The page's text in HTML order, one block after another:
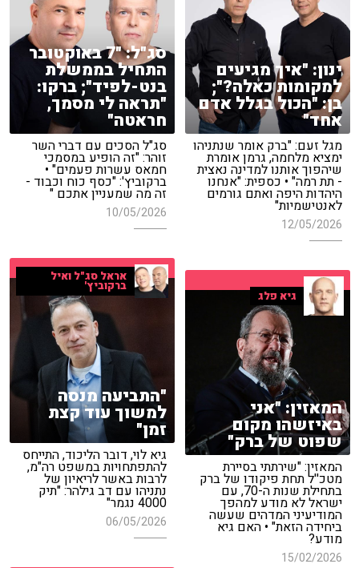
ינון: "איך מגיעים
למקומות כאלה?";
בן: "הכול בגלל אדם
אחד"
מגל זעם: "ברק אומר שנתניהו
ימציא מלחמה, גרמן אומרת
שיהפוך אותנו למדינה נאצית
- תת רמה" • כספית: "אנחנו
היהדות היפה ואתם גורמים
לאנטישמיות"
12/05/2026
סג"ל: "7 באוקטובר
התחיל בממשלת
בנט-לפיד"; ברקו:
"תראה לי מסמך,
חראטה"
סג"ל הסכים עם דברי השר
זוהר: "זה הופיע במסמכי
חמאס עשרות פעמים" •
ברקוביץ': "כסף כוח וכבוד -
זה מה שמעניין אתכם "
10/05/2026
אראל סג"ל ואיל
ברקוביץ'
"התביעה מנסה
למשוך עוד קצת
זמן"
גיא לוי, דובר הליכוד, התייחס
להתפתחויות במשפט רה"מ,
לרבות באשר לריאיון של
נתניהו עם דב גילהר: "תיק
4000 נגמר"
06/05/2026
גיא פלג
המאזין: "אני
באיזשהו מקום
שפוט של ברק"
המאזין: "שירתתי בסיירת
מטכ''ל תחת פיקודו של ברק
בתחילת שנות ה-70, עם
ישראל לא מודע למהפך
המודיעיני המדהים שעשה
ביחידה הזאת" • האם גיא
מודע?
15/02/2026